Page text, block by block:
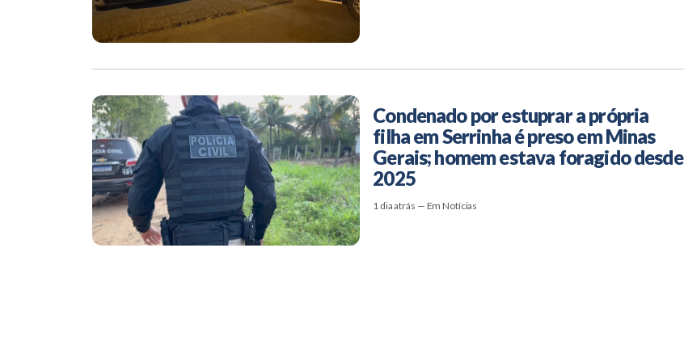
Condenado por estuprar a própria
filha em Serrinha é preso em Minas
Gerais; homem estava foragido desde
2025
1 dia atrás — Em Notícias